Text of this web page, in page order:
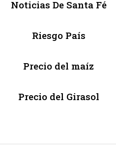
Noticias De Santa Fé
Riesgo País
Precio del maíz
Precio del Girasol